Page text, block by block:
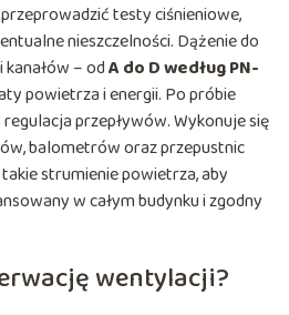
testy ciśnieniowe,
nieszczelności. Dążenie do
– odA do D według PN-
powietrza i energii. Po próbie
przepływów. Wykonuje się
balometrów oraz przepustnic
strumienie powietrza, aby
w całym budynku i zgodny
wentylacji?